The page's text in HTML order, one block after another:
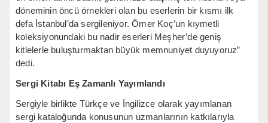
döneminin öncü örnekleri olan bu eserlerin bir kısmı ilk
defa İstanbul’da sergileniyor. Ömer Koç’un kıymetli
koleksiyonundaki bu nadir eserleri Meşher’de geniş
kitlelerle buluşturmaktan büyük memnuniyet duyuyoruz”
dedi.
Sergi Kitabı Eş Zamanlı Yayımlandı
Sergiyle birlikte Türkçe ve İngilizce olarak yayımlanan
sergi kataloğunda konusunun uzmanlarının katkılarıyla